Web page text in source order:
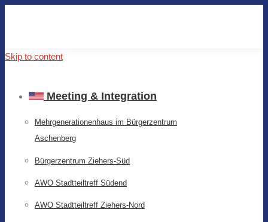
Skip to content
Meeting & Integration
Mehrgenerationenhaus im Bürgerzentrum
Aschenberg
Bürgerzentrum Ziehers-Süd
AWO Stadtteiltreff Südend
AWO Stadtteiltreff Ziehers-Nord